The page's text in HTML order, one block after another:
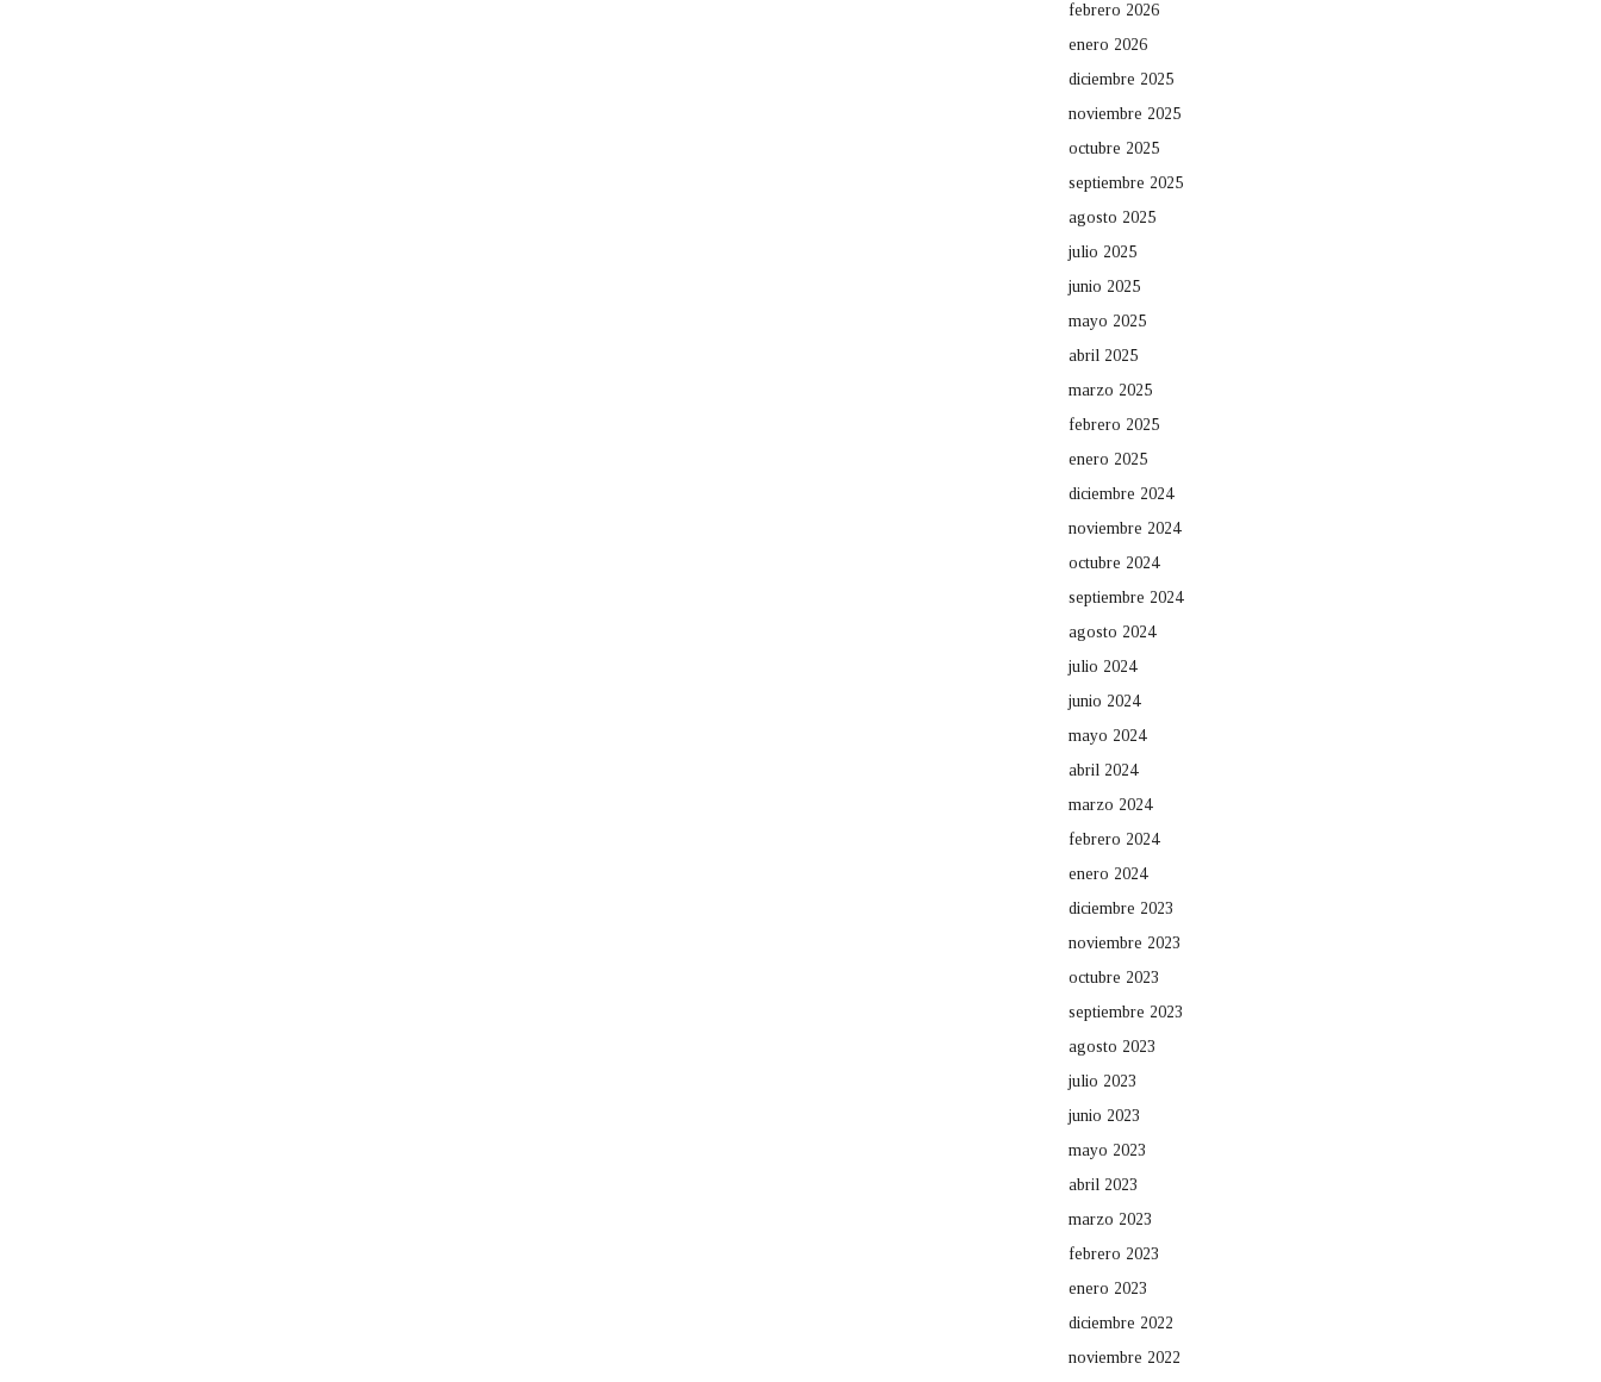
febrero 2026
enero 2026
diciembre 2025
noviembre 2025
octubre 2025
septiembre 2025
agosto 2025
julio 2025
junio 2025
mayo 2025
abril 2025
marzo 2025
febrero 2025
enero 2025
diciembre 2024
noviembre 2024
octubre 2024
septiembre 2024
agosto 2024
julio 2024
junio 2024
mayo 2024
abril 2024
marzo 2024
febrero 2024
enero 2024
diciembre 2023
noviembre 2023
octubre 2023
septiembre 2023
agosto 2023
julio 2023
junio 2023
mayo 2023
abril 2023
marzo 2023
febrero 2023
enero 2023
diciembre 2022
noviembre 2022